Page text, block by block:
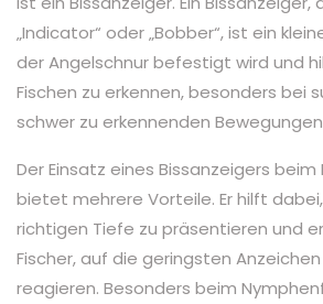
„Indicator“ oder „Bobber“, ist ein
der Angelschnur befestigt wird und
Fischen zu erkennen, besonders bei
schwer zu erkennenden
Der Einsatz eines Bissanzeigers beim
bietet mehrere Vorteile. Er hilft
richtigen Tiefe zu präsentieren und
Fischer, auf die geringsten
reagieren. Besonders beim